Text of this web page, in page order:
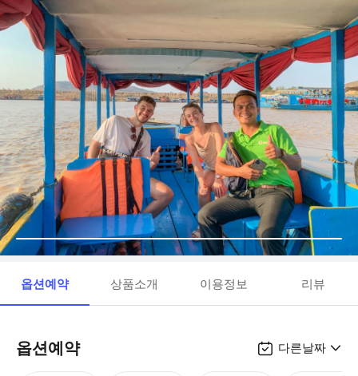
옵션예약 상품소개 이용정보 리뷰
옵션예약 다른날짜